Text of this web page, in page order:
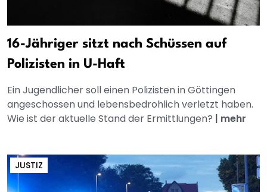
16-Jähriger sitzt nach Schüssen auf
Polizisten in U-Haft
Ein Jugendlicher soll einen Polizisten in Göttingen
angeschossen und lebensbedrohlich verletzt haben.
Wie ist der aktuelle Stand der Ermittlungen? | mehr
JUSTIZ